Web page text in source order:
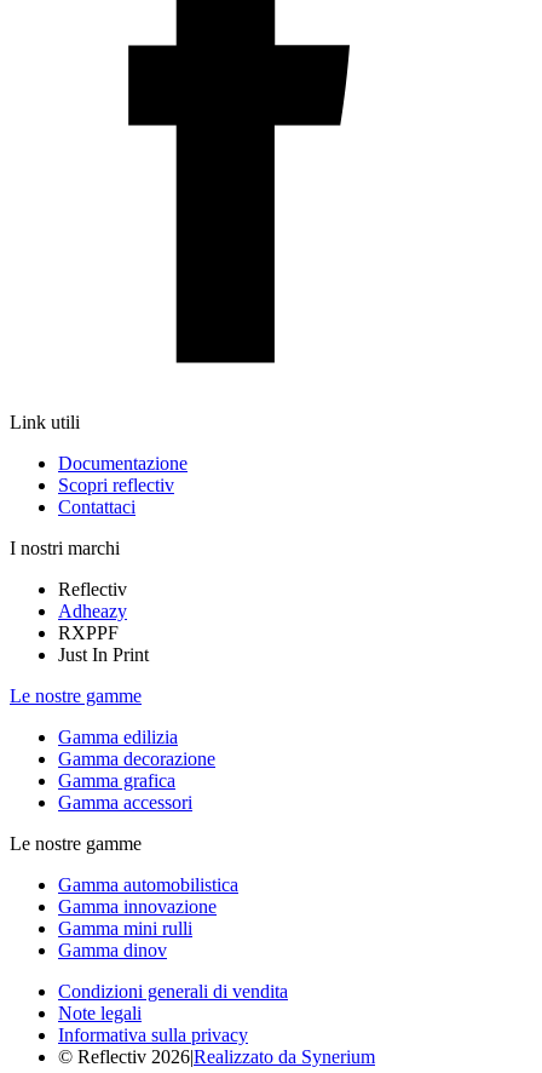
Link utili
Documentazione
Scopri reflectiv
Contattaci
I nostri marchi
Reflectiv
Adheazy
RXPPF
Just In Print
Le nostre gamme
Gamma edilizia
Gamma decorazione
Gamma grafica
Gamma accessori
Le nostre gamme
Gamma automobilistica
Gamma innovazione
Gamma mini rulli
Gamma dinov
Condizioni generali di vendita
Note legali
Informativa sulla privacy
© Reflectiv 2026|Realizzato da Synerium